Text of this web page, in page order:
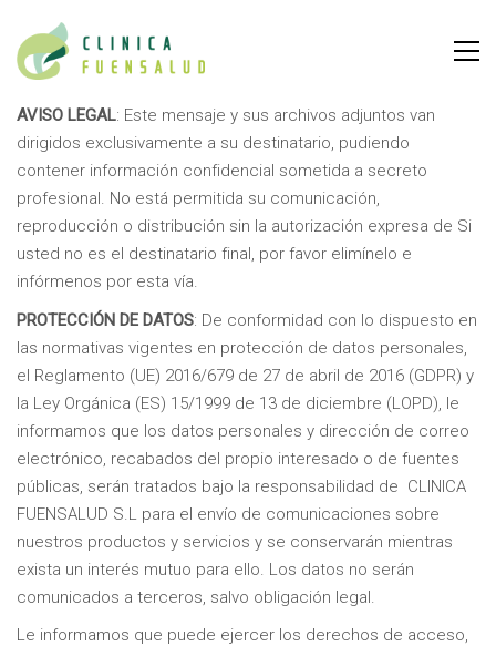
AVISO LEGAL: Este mensaje y sus archivos adjuntos van
dirigidos exclusivamente a su destinatario, pudiendo
contener información confidencial sometida a secreto
profesional. No está permitida su comunicación,
reproducción o distribución sin la autorización expresa de Si
usted no es el destinatario final, por favor elimínelo e
infórmenos por esta vía.
PROTECCIÓN DE DATOS: De conformidad con lo dispuesto en
las normativas vigentes en protección de datos personales,
el Reglamento (UE) 2016/679 de 27 de abril de 2016 (GDPR) y
la Ley Orgánica (ES) 15/1999 de 13 de diciembre (LOPD), le
informamos que los datos personales y dirección de correo
electrónico, recabados del propio interesado o de fuentes
públicas, serán tratados bajo la responsabilidad de CLINICA
FUENSALUD S.L para el envío de comunicaciones sobre
nuestros productos y servicios y se conservarán mientras
exista un interés mutuo para ello. Los datos no serán
comunicados a terceros, salvo obligación legal.
Le informamos que puede ejercer los derechos de acceso,